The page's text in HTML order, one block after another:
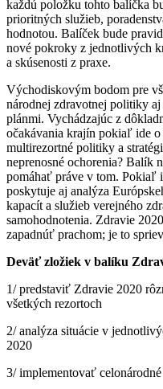
každú položku tohto balíčka
prioritných služieb,
hodnotou. Balíček bude
nové pokroky z jednotlivých
a skúsenosti z praxe.
Východiskovým bodom pre
národnej zdravotnej politiky
plánmi. Vychádzajúc z
očakávania krajín pokiaľ ide
multirezortné politiky a
neprenosné ochorenia? Balík
pomáhať práve v tom. Pokiaľ
poskytuje aj analýza
kapacít a služieb verejného
samohodnotenia. Zdravie
zapadnúť prachom; je to
Deväť zložiek v balíku
1/ predstaviť Zdravie 2020
všetkých rezortoch
2/ analýza situácie v
2020
3/ implementovať